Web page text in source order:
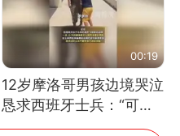
00:19
12岁摩洛哥男孩边境哭泣
恳求西班牙士兵：“可不
可以不要把我遣返回国”